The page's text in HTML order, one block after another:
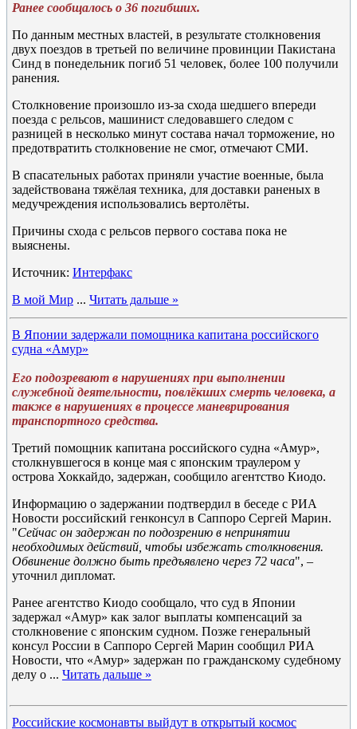
Ранее сообщалось о 36 погибших.
По данным местных властей, в результате столкновения
двух поездов в третьей по величине провинции Пакистана
Синд в понедельник погиб 51 человек, более 100 получили
ранения.
Столкновение произошло из-за схода шедшего впереди
поезда с рельсов, машинист следовавшего следом с
разницей в несколько минут состава начал торможение, но
предотвратить столкновение не смог, отмечают СМИ.
В спасательных работах приняли участие военные, была
задействована тяжёлая техника, для доставки раненых в
медучреждения использовались вертолёты.
Причины схода с рельсов первого состава пока не
выяснены.
Источник: Интерфакс
В мой Мир ... Читать дальше »
В Японии задержали помощника капитана российского
судна «Амур»
Его подозревают в нарушениях при выполнении
служебной деятельности, повлёкших смерть человека, а
также в нарушениях в процессе маневрирования
транспортного средства.
Третий помощник капитана российского судна «Амур»,
столкнувшегося в конце мая с японским траулером у
острова Хоккайдо, задержан, сообщило агентство Киодо.
Информацию о задержании подтвердил в беседе с РИА
Новости российский генконсул в Саппоро Сергей Марин.
"Сейчас он задержан по подозрению в непринятии
необходимых действий, чтобы избежать столкновения.
Обвинение должно быть предъявлено через 72 часа", –
уточнил дипломат.
Ранее агентство Киодо сообщало, что суд в Японии
задержал «Амур» как залог выплаты компенсаций за
столкновение с японским судном. Позже генеральный
консул России в Саппоро Сергей Марин сообщил РИА
Новости, что «Амур» задержан по гражданскому судебному
делу о ... Читать дальше »
Российские космонавты выйдут в открытый космос